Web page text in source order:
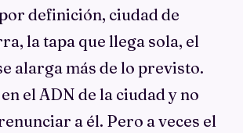
definición, ciudad de
la tapa que llega sola, el
alarga más de lo previsto.
el ADN de la ciudad y no
a él. Pero a veces el